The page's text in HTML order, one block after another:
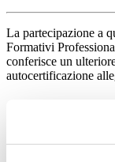
La partecipazione a
Formativi
conferisce un
autocertificazione